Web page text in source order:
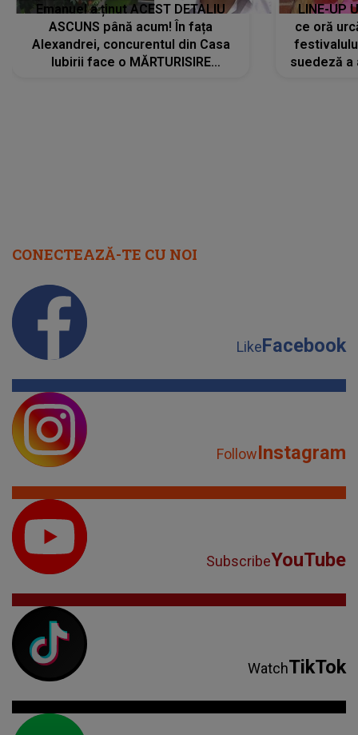
Emanuel a ținut ACEST DETALIU
ASCUNS până acum! În fața
Alexandrei, concurentul din Casa
Iubirii face o MĂRTURISIRE
LINE-UP
ce oră
suedeză a
CONECTEAZĂ-TE CU NOI
LikeFacebook
FollowInstagram
SubscribeYouTube
WatchTikTok